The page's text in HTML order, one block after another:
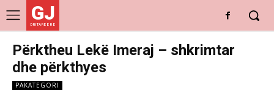
GJ
DRITARE E RE
Përktheu Lekë Imeraj – shkrimtar
dhe përkthyes
PAKATEGORI